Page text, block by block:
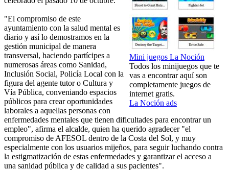
Mini juegos La Noción
Todos los minijuegos que te
vas a encontrar aquí son
completamente juegos de
internet gratis.
La Noción ads
"El compromiso de este
ayuntamiento con la salud mental es
diario y así lo demostramos en la
gestión municipal de manera
transversal, haciendo partícipes a
numerosas áreas como Sanidad,
Inclusión Social, Policía Local con la
figura del agente tutor o Cultura y
Vía Pública, conveniando espacios
públicos para crear oportunidades
laborales a aquellas personas con
enfermedades mentales que tienen dificultades para encontrar un
empleo", afirma el alcalde, quien ha querido agradecer "el
compromiso de AFESOL dentro de la Costa del Sol, y muy
especialmente con los usuarios mijeños, para seguir luchando contra
la estigmatización de estas enfermedades y garantizar el acceso a
una sanidad pública y de calidad a sus pacientes".